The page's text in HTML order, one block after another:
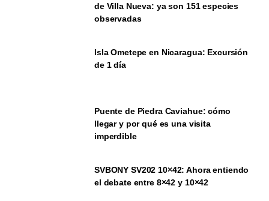
de Villa Nueva: ya son 151 especies
observadas
Isla Ometepe en Nicaragua: Excursión
de 1 día
Puente de Piedra Caviahue: cómo
llegar y por qué es una visita
imperdible
SVBONY SV202 10×42: Ahora entiendo
el debate entre 8×42 y 10×42